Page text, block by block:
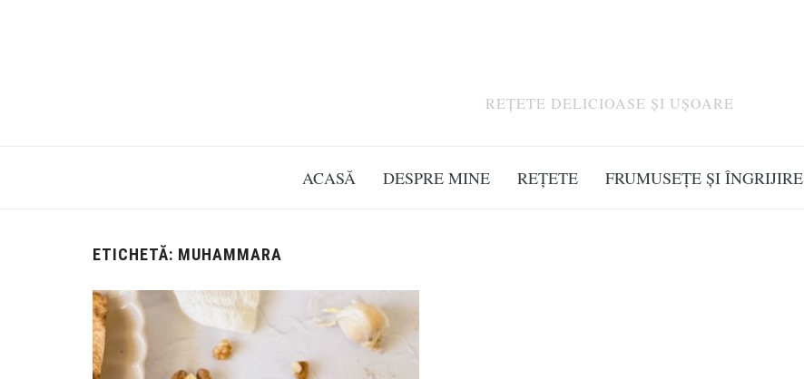
REȚETE DELICIOASE ȘI UȘOARE
ACASĂ DESPRE MINE REȚETE FRUMUSEȚE ȘI ÎNGRIJIRE
ETICHETĂ: MUHAMMARA